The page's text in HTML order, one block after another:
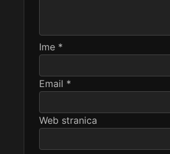
Ime *
Email *
Web stranica